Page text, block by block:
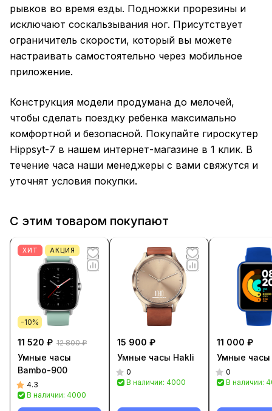
рывков во время езды. Подножки прорезины и
исключают соскальзывания ног. Присутствует
ограничитель скорости, который вы можете
настраивать самостоятельно через мобильное
приложение.
Конструкция модели продумана до мелочей,
чтобы сделать поездку ребенка максимально
комфортной и безопасной. Покупайте гироскутер
Hippsyt-7 в нашем интернет-магазине в 1 клик. В
течение часа наши менеджеры с вами свяжутся и
уточнят условия покупки.
С этим товаром покупают
ХИТ АКЦИЯ
-10%
11 520 ₽ 12 800 ₽
Умные часы
Bambo-900
4.3
В наличии: 4000
15 900 ₽
Умные часы Hakli
0
В наличии: 4000
11 000 ₽
Умные часы
0
В наличии: